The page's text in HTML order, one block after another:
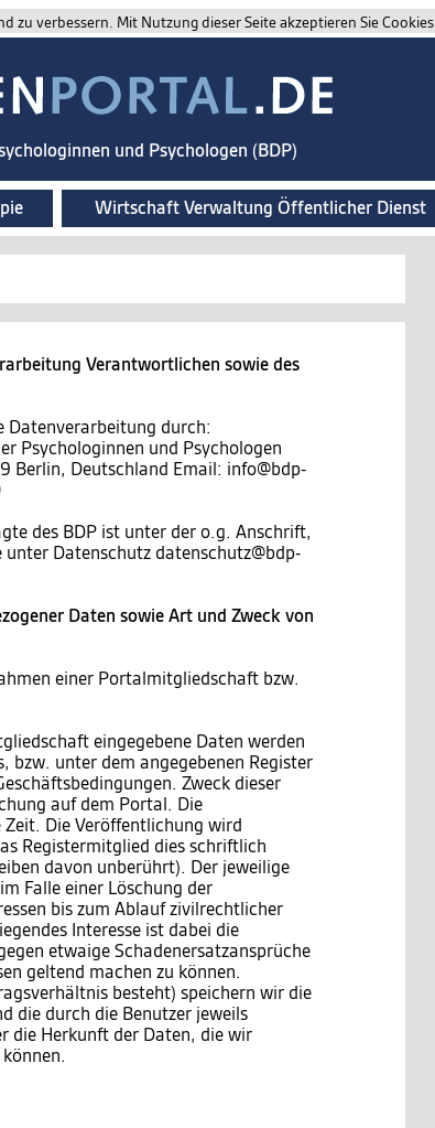
zu verbessern. Mit Nutzung dieser Seite akzeptieren Sie Cookies.
und Psychologen (BDP)
Wirtschaft Verwaltung Öffentlicher Dienst
Verantwortlichen sowie des
Datenverarbeitung durch:
Psychologinnen und Psychologen
Berlin, Deutschland Email: info@bdp-
des BDP ist unter der o.g. Anschrift,
Datenschutz datenschutz@bdp-
Daten sowie Art und Zweck von
einer Portalmitgliedschaft bzw.
eingegebene Daten werden
bzw. unter dem angegebenen Register
Zweck dieser
auf dem Portal. Die
Die Veröffentlichung wird
Registermitglied dies schriftlich
davon unberührt). Der jeweilige
Falle einer Löschung der
bis zum Ablauf zivilrechtlicher
Interesse ist dabei die
etwaige Schadenersatzansprüche
geltend machen zu können.
besteht) speichern wir die
die durch die Benutzer jeweils
die Herkunft der Daten, die wir